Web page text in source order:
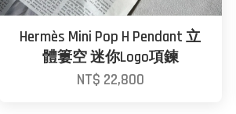
Hermès Mini Pop H Pendant 立
體簍空 迷你Logo項鍊
NT$ 22,800